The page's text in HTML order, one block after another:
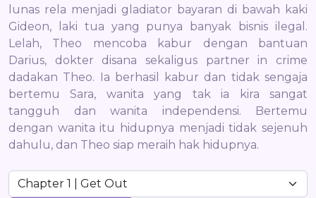
lunas rela menjadi gladiator bayaran di bawah kaki
Gideon, laki tua yang punya banyak bisnis ilegal.
Lelah, Theo mencoba kabur dengan bantuan
Darius, dokter disana sekaligus partner in crime
dadakan Theo. Ia berhasil kabur dan tidak sengaja
bertemu Sara, wanita yang tak ia kira sangat
tangguh dan wanita independensi. Bertemu
dengan wanita itu hidupnya menjadi tidak sejenuh
dahulu, dan Theo siap meraih hak hidupnya.